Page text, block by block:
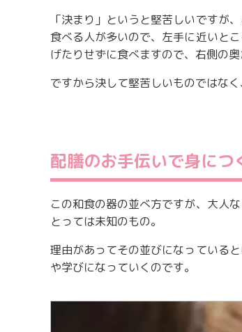
「決まり」というと堅苦しいですが
食べる人が多いので、左手に近いと
げたりせずに食べますので、右側の
ですから決して堅苦しいものではな
配膳のお手伝いで身につ
この和食の器の並べ方ですが、大人
とっては未知のもの。
理由があってその並びになっている
や学びになっていくのです。